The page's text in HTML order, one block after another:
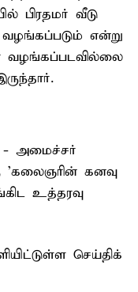
பிரதமர் வீடு
என்று
- அமைச்சர்
'கலைஞரின் கனவு
உத்தரவு
செய்திக்